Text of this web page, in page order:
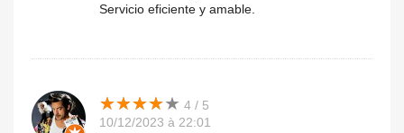
Servicio eficiente y amable.
★★★★★
★★★★★ 4 / 5
10/12/2023 à 22:01